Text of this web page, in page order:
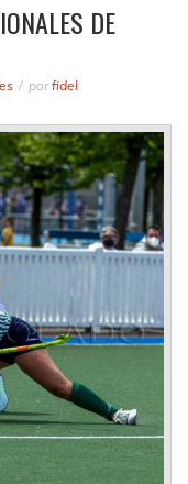
DE
porfidel